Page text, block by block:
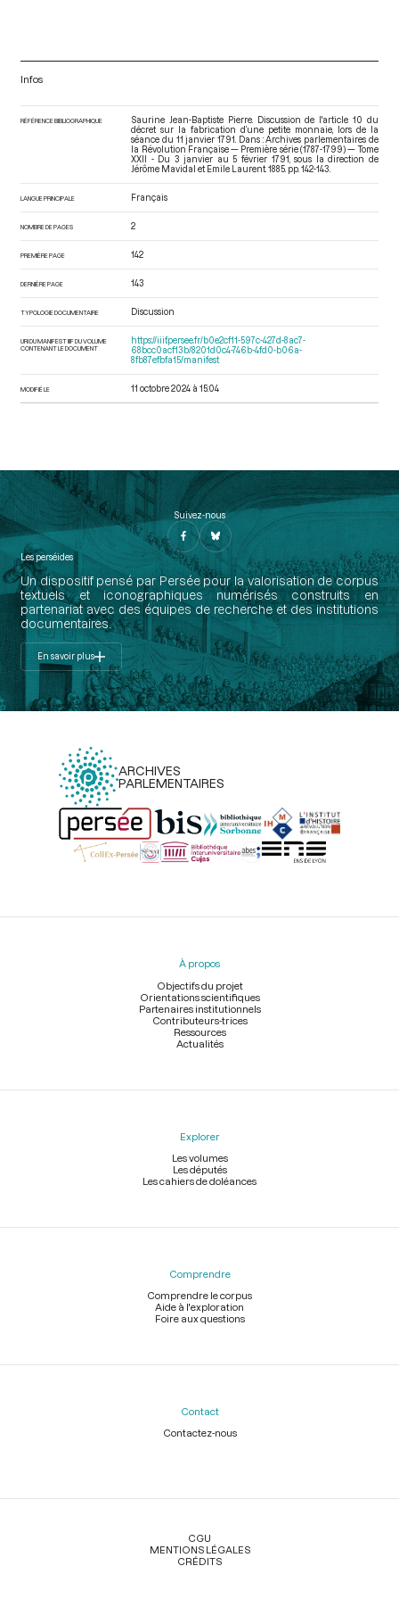
Infos
RÉFÉRENCE BIBLIOGRAPHIQUE
Saurine Jean-Baptiste Pierre. Discussion de l'article 10 du
décret sur la fabrication d’une petite monnaie, lors de la
séance du 11 janvier 1791. Dans : Archives parlementaires de
la Révolution Française — Première série (1787-1799) — Tome
XXII - Du 3 janvier au 5 février 1791
, sous la direction de
Jérôme Mavidal et Emile Laurent. 1885. pp. 142-143.
LANGUE PRINCIPALE Français
NOMBRE DE PAGES 2
PREMIÈRE PAGE 142
DERNIÈRE PAGE 143
TYPOLOGIE DOCUMENTAIRE Discussion
URI DU MANIFEST IIIF DU VOLUME
CONTENANT LE DOCUMENT
https://iiif.persee.fr/b0e2cf11-597c-427d-8ac7-
68bcc0acf13b/8201d0c4-746b-4fd0-b06a-
8fb87efbfa15/manifest
MODIFIÉ LE 11 octobre 2024 à 15:04
Suivez-nous
Les perséides
Un dispositif pensé par Persée pour la valorisation de corpus
textuels et iconographiques numérisés construits en
partenariat avec des équipes de recherche et des institutions
documentaires.
En savoir plus
ARCHIVES
PARLEMENTAIRES
Menu
À propos
Objectifs du projet
Orientations scientifiques
Partenaires institutionnels
Contributeurs-trices
Ressources
Actualités
Explorer
Les volumes
Les députés
Les cahiers de doléances
Comprendre
Comprendre le corpus
Aide à l'exploration
Foire aux questions
Contact
Contactez-nous
Légal
CGU
MENTIONS LÉGALES
CRÉDITS